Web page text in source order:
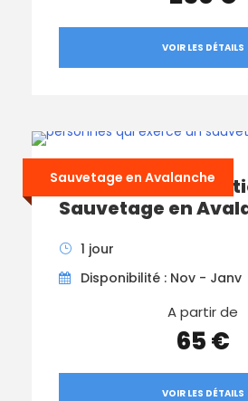
VOIR LES DÉTAILS
Sauvetage en Avalanche
Journée de
Sauvetage en
1 jour
Disponibilité : Nov - Janv
A partir de
65 €
VOIR LES DÉTAILS